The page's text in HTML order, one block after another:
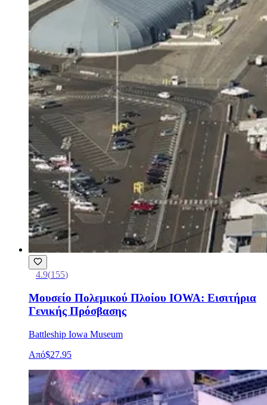
4.9(155)
Μουσείο Πολεμικού Πλοίου IOWA: Εισιτήρια
Γενικής Πρόσβασης
Battleship Iowa Museum
Από$27.95